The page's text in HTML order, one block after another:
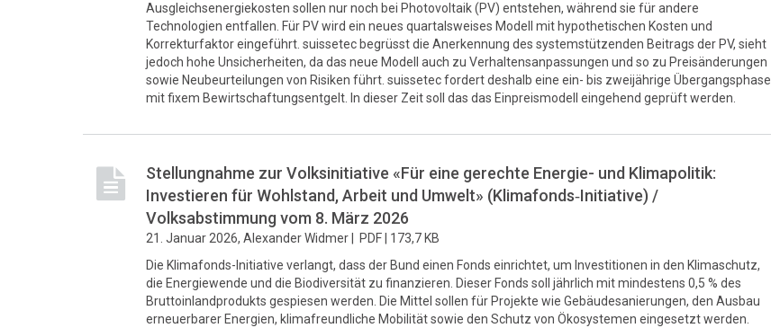
Ausgleichsenergiekosten sollen nur noch bei Photovoltaik (PV) entstehen, während sie für andere
Technologien entfallen. Für PV wird ein neues quartalsweises Modell mit hypothetischen Kosten und
Korrekturfaktor eingeführt. suissetec begrüsst die Anerkennung des systemstützenden Beitrags der PV, sieht
jedoch hohe Unsicherheiten, da das neue Modell auch zu Verhaltensanpassungen und so zu Preisänderungen
sowie Neubeurteilungen von Risiken führt. suissetec fordert deshalb eine ein- bis zweijährige Übergangsphase
mit fixem Bewirtschaftungsentgelt. In dieser Zeit soll das das Einpreismodell eingehend geprüft werden.
Stellungnahme zur Volksinitiative «Für eine gerechte Energie- und Klimapolitik:
Investieren für Wohlstand, Arbeit und Umwelt» (Klimafonds‑Initiative) /
Volksabstimmung vom 8. März 2026
21. Januar 2026, Alexander Widmer | PDF | 173,7 KB
Die Klimafonds-Initiative verlangt, dass der Bund einen Fonds einrichtet, um Investitionen in den Klimaschutz,
die Energiewende und die Biodiversität zu finanzieren. Dieser Fonds soll jährlich mit mindestens 0,5 % des
Bruttoinlandprodukts gespiesen werden. Die Mittel sollen für Projekte wie Gebäudesanierungen, den Ausbau
erneuerbarer Energien, klimafreundliche Mobilität sowie den Schutz von Ökosystemen eingesetzt werden.